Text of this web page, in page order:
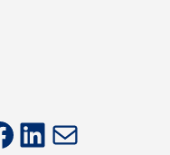
LinkedIn E-mail